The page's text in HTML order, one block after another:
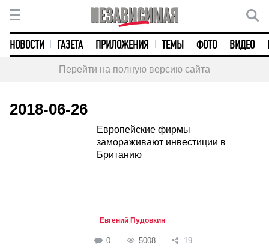
НОВОСТИ ГАЗЕТА ПРИЛОЖЕНИЯ ТЕМЫ ФОТО ВИДЕО
Перейти на полную версию сайта
2018-06-26
Европейские фирмы
замораживают инвестиции в
Британию
Евгений Пудовкин
0 5008 19